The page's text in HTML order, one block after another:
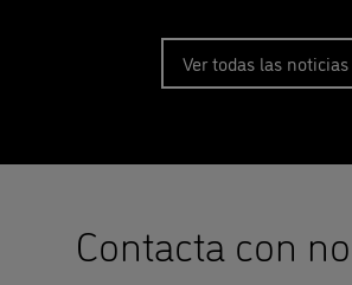
Ver todas las noticias
Contacta con